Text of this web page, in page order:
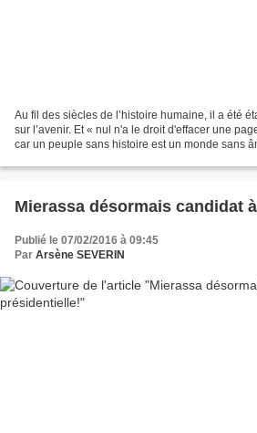
Au fil des siècles de l’histoire humaine, il a été
sur l’avenir. Et « nul n'a le droit d'effacer une
car un peuple sans histoire est un monde sans
Mierassa désormais candidat
Publié le 07/02/2016 à 09:45
Par Arsène SEVERIN